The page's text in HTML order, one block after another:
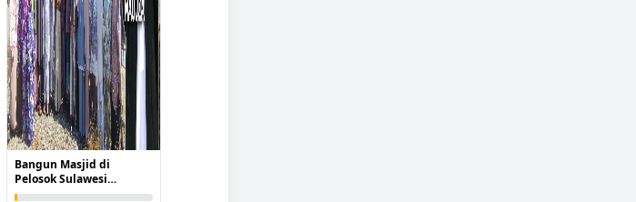
Bangun Masjid di
Pelosok Sulawesi
bersama Mauuza